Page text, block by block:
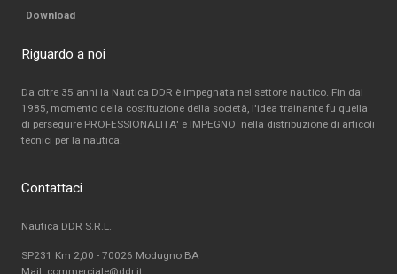
Download
Riguardo a noi
Da oltre 35 anni la Nautica DDR è impegnata nel settore nautico. Fin dal
1985, momento della costituzione della società, l'idea trainante fu quella
di perseguire PROFESSIONALITA' e IMPEGNO nella distribuzione di articoli
tecnici per la nautica.
Contattaci
Nautica DDR S.R.L.
SP231 Km 2,00 - 70026 Modugno BA